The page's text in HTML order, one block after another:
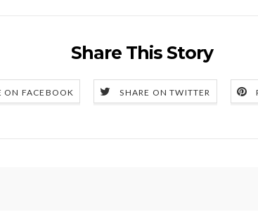
Share This Story
ON FACEBOOK SHARE ON TWITTER